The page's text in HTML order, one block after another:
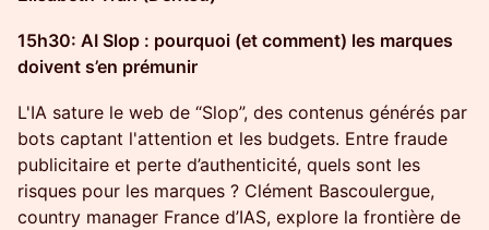
15h30: AI Slop : pourquoi (et comment) les marques
doivent s’en prémunir
L'IA sature le web de “Slop”, des contenus générés par
bots captant l'attention et les budgets. Entre fraude
publicitaire et perte d’authenticité, quels sont les
risques pour les marques ? Clément Bascoulergue,
country manager France d’IAS, explore la frontière de